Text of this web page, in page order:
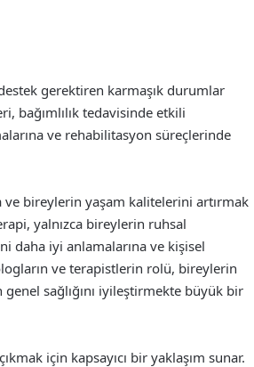
gerektiren karmaşık durumlar
bağımlılık tedavisinde etkili
ve rehabilitasyon süreçlerinde
bireylerin yaşam kalitelerini artırmak
yalnızca bireylerin ruhsal
daha iyi anlamalarına ve kişisel
ve terapistlerin rolü, bireylerin
sağlığını iyileştirmekte büyük bir
için kapsayıcı bir yaklaşım sunar.